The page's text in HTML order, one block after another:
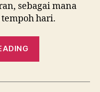
sebagai mana
hari.
Pembunuhan